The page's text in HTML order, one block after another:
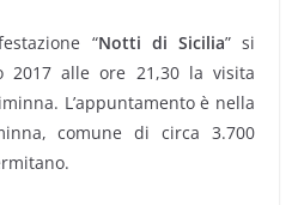
“Notti di Sicilia” si
2017 alle ore 21,30 la visita
L’appuntamento è nella
comune di circa 3.700